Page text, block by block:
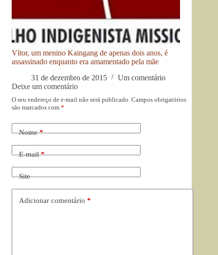
Vítor, um menino Kaingang de apenas dois anos, é
assassinado enquanto era amamentado pela mãe
31 de dezembro de 2015
Um comentário
Deixe um comentário
O seu endereço de e-mail não será publicado. Campos obrigatórios
são marcados com *
Nome*
E-mail*
Site
Adicionar comentário *